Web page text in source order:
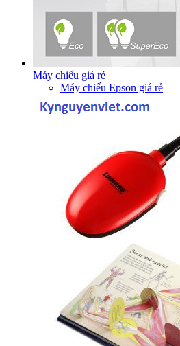
Máy chiếu giá rẻ
Máy chiếu Epson giá rẻ